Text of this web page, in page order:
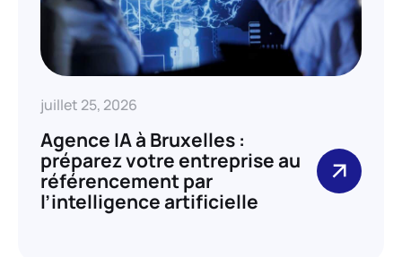
juillet 25, 2026
Agence IA à Bruxelles :
préparez votre entreprise au
référencement par
l’intelligence artificielle